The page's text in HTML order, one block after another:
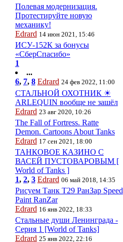
Полевая модернизация.
Протестируйте новую
механику!
Edrard 14 июн 2021, 15:46
ИСУ-152К за бонусы
«СберСпасибо»
1
...
6, 7, 8 Edrard 24 фев 2022, 11:00
СТАЛЬНОЙ ОХОТНИК ☀
ARLEQUIN вообще не зашёл
Edrard 23 авг 2020, 10:26
The Fall of Fortress. Ratte
Demon. Cartoons About Tanks
Edrard 17 сен 2021, 18:00
ТАНКОВОЕ КАЗИНО С
ВАСЕЙ ПУСТОВАРОВЫМ [
World of Tanks ]
1, 2, 3 Edrard 06 май 2018, 14:35
Рисуем Танк T29 РанЗар Speed
Paint RanZar
Edrard 16 янв 2022, 18:33
Стальные души Ленинграда -
Серия 1 [World of Tanks]
Edrard 25 янв 2022, 22:16